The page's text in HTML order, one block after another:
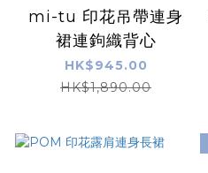
mi-tu 印花吊帶連身
裙連鉤織背心
HK$945.00
HK$1,890.00